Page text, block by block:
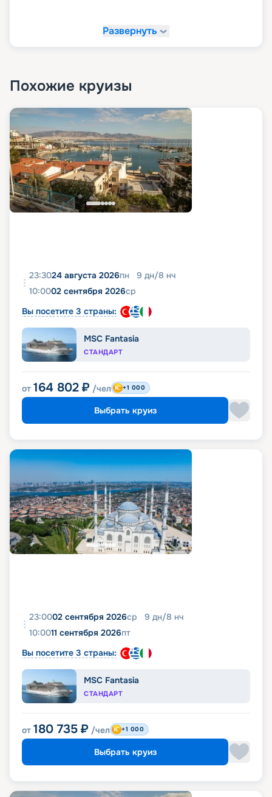
Развернуть
Похожие круизы
23:3024 августа 2026пн 9 дн/8 нч
10:0002 сентября 2026ср
Вы посетите 3 страны:
MSC Fantasia
СТАНДАРТ
от 164 802 ₽ /чел +1 000
Выбрать круиз
23:0002 сентября 2026ср 9 дн/8 нч
10:0011 сентября 2026пт
Вы посетите 3 страны:
MSC Fantasia
СТАНДАРТ
от 180 735 ₽ /чел +1 000
Выбрать круиз